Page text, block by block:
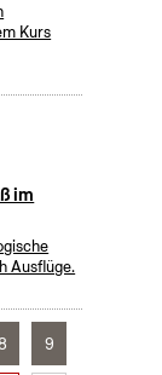
Kurs
im
Ausflüge.
9